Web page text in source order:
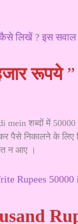
लिखें ? इस सवाल
रूपये”
mein शब्दों में
पैसे निकालने के लिए
न आए ।
Rupees 50000